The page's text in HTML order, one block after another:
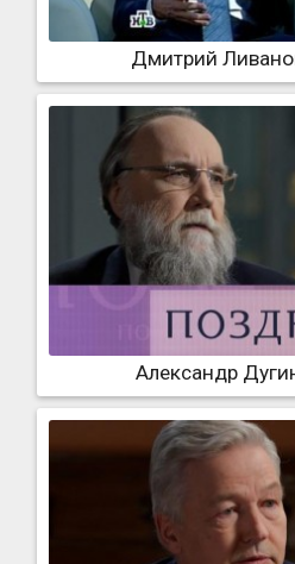
Дмитрий
Александр